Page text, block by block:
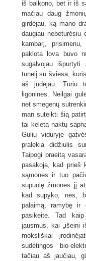
iš balkono, bet ir iš
mačiau daug
girdėjau, ką mano
daugiau
kambarį,
paklota lova buvo
sugalvojau
tunelį su šviesa,
aš judėjau. Turiu
ligoninės. Neilgai
net smegenų
man suteikti šią
tai keletą naktų
Guliu viduryje
pralekia didžiulis
Taipogi praeitą
pasakoja, kad prieš
sąmonės ir tuo
supuolę žmonės jį
kad supyko, nes,
palaimą, ramybę ir
pasikeitė. Tad
jausmus, kai „išeini
moksliškai
sudėtingos bio-
tačiau aš jaučiau,